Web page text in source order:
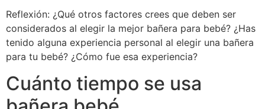
Reflexión: ¿Qué otros factores crees que deben ser
considerados al elegir la mejor bañera para bebé? ¿Has
tenido alguna experiencia personal al elegir una bañera
para tu bebé? ¿Cómo fue esa experiencia?
Cuánto tiempo se usa